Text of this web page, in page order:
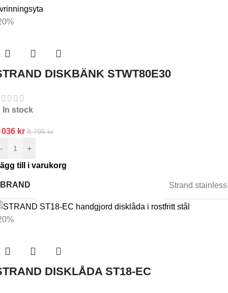
DISKBÄNK STWT80E30
In stock
036 kr 8 795kr
-
+
till i varukorg
BRAND Strand stainless
DISKLÅDA ST18-EC